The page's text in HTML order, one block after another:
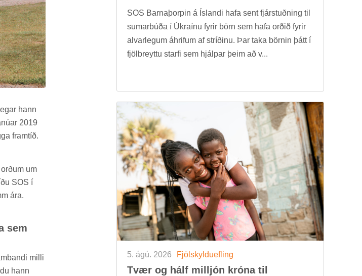
hann
2019
fram­tíð.
um
SOS í
ára.
sem
milli
hann
SOS Barna­þorp­in á Ís­landi hafa sent fjár­stuðn­ing til
sum­ar­búða í Úkraínu fyr­ir börn sem hafa orð­ið fyr­ir
al­var­leg­um áhrif­um af stríð­inu. Þar taka börn­in þátt í
fjöl­breyttu starfi sem hjálp­ar þeim að v...
5. ágú. 2026 Fjöl­skyldu­efl­ing
Tvær og hálf millj­ón króna til